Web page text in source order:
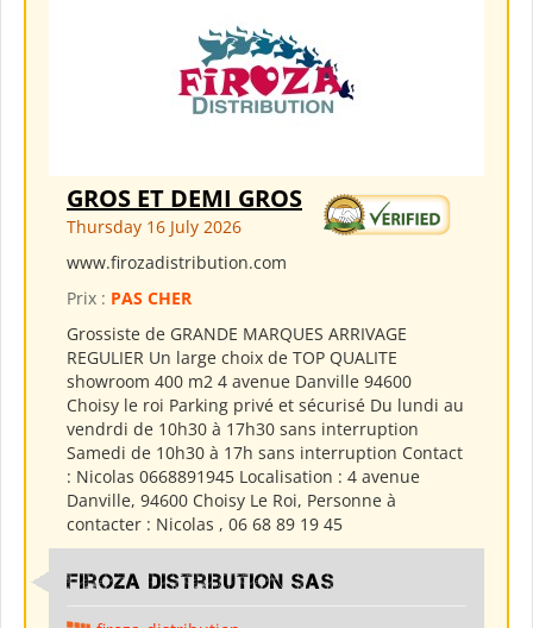
GROS ET DEMI GROS
Thursday 16 July 2026
www.firozadistribution.com
Prix : PAS CHER
Grossiste de GRANDE MARQUES ARRIVAGE
REGULIER Un large choix de TOP QUALITE
showroom 400 m2 4 avenue Danville 94600
Choisy le roi Parking privé et sécurisé Du lundi au
vendrdi de 10h30 à 17h30 sans interruption
Samedi de 10h30 à 17h sans interruption Contact
: Nicolas 0668891945 Localisation : 4 avenue
Danville, 94600 Choisy Le Roi, Personne à
contacter : Nicolas , 06 68 89 19 45
Firoza Distribution SAS